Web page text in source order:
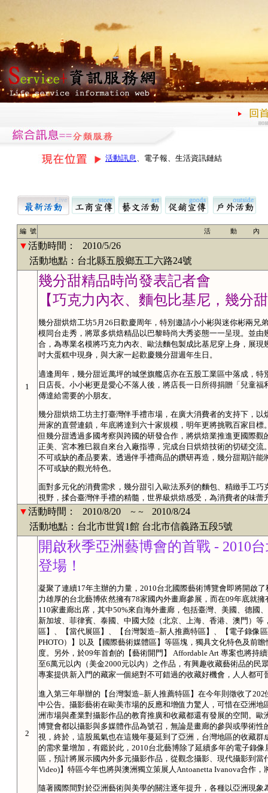
活動訊息、電子報、生活資訊鏈結
編 號 活 動 內
▼活動時間：
2010/5/26
活動地點：台北縣五股鄉五工六路24號
1
幾分甜精品時尚發表記者會
【巧克力內衣、麵包比基尼，幾分
幾分甜烘焙工坊5月26日歡慶周年，特別邀請小小彬與迷你彬兩兄
模同台走秀，將眾多烘焙精品以巴黎時尚大秀姿態一一呈現。並
合，為專業名模將巧克力內衣、歐法麵包製成比基尼穿上身，展
吋大蛋糕中現身，與大家一起歡慶幾分甜週年生日。
適逢周年，幾分甜近萬坪的城堡旗艦店亦在五股工業區中落成，
日店長。小小彬更是愛心不落人後，將店長一日所得捐贈「兒童
傳達給需要的小朋友。
幾分甜烘焙工坊主打臺灣伴手禮市場，在廣大消費者的支持下，
卅家的直營連鎖，年底將達到六十家規模，明年更將挑戰百家目
但幾分甜透過多國考察與跨國的研發合作，將烘焙業推進更國際
正美、宮本雅巳親自來台入廠指導，完成台日烘焙技術的切磋交
不可或缺的產品要素。透過伴手禮商品的鑽研再造，幾分甜期許
不可或缺的觀光特色。
面對多元化的消費需求，幾分甜引入歐法系列的麵包、精緻手工
視野，揉合臺灣伴手禮的精髓，世界級烘焙感受，為消費者的味
▼活動時間： 2010/8/20 ～～
2010/8/24
活動地點：台北市世貿1館 台北市信義路五段5號
2
開啟秋季亞洲藝博會的首戰 - 2010
登場！
凝聚了連續17年主辦的力量，2010台北國際藝術博覽會即將開啟
力雄厚的台北藝博依然擁有78家國內外畫廊參展，而在09年底就
110家畫廊出席，其中50%來自海外畫廊，包括臺灣、美國、德國
新加坡、菲律賓、泰國、中國大陸（北京、上海、香港、澳門）
區】、【當代展區】、【台灣製造–新人推薦特區】、【電子錄像
PHOTO）】以及【國際藝術媒體區】等區塊，獨具文化特色及前
度。另外，於09年首創的【藝術開門】 Affordable Art 專案也將持
至6萬元以內（美金2000元以內）之作品，有興趣收藏藝術品的民
專案提供新入門的藏家一個絕對不可錯過的收藏好機會，人人都可
進入第三年舉辦的【台灣製造–新人推薦特區】在今年則徵收了
中公告。攝影藝術在歐美市場的反應和增值力驚人，可惜在亞洲
洲市場與產業對攝影作品的教育推廣和收藏都還有發展的空間。歐
博覽會都以攝影與多媒體作品為號召，無論是畫廊的參與或學術
視，終於，這股風氣也在這幾年蔓延到了亞洲，台灣地區的收藏
的需求量增加，有鑑於此，2010台北藝博除了延續多年的電子錄
區，預計將展示國內外多元攝影作品，從觀念攝影、現代攝影到
Video)】特區今年也將與澳洲獨立策展人Antoanetta Ivanova合作
隨著國際間對於亞洲藝術與美學的關注逐年提升，各種以亞洲現